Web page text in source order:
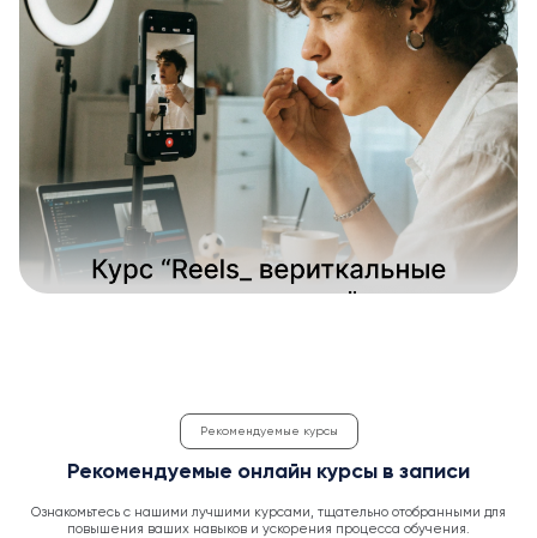
Рекомендуемые курсы
Рекомендуемые онлайн курсы в записи
Ознакомьтесь с нашими лучшими курсами, тщательно отобранными для
повышения ваших навыков и ускорения процесса обучения.